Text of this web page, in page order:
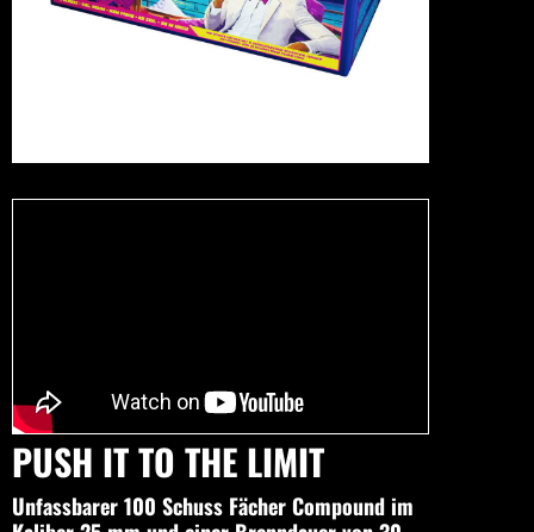
PUSH IT TO THE LIMIT
Unfassbarer 100 Schuss Fächer Compound im